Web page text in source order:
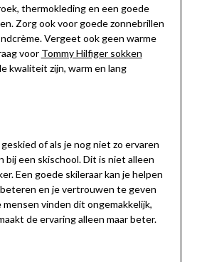
thermokleding en een goede
Zorg ook voor goede zonnebrillen
Vergeet ook geen warme
voor Tommy Hilfiger sokken
kwaliteit zijn, warm en lang
of als je nog niet zo ervaren
bij een skischool. Dit is niet alleen
Een goede skileraar kan je helpen
en je vertrouwen te geven
mensen vinden dit ongemakkelijk,
de ervaring alleen maar beter.